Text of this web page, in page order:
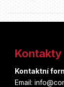
Kontakty
Kontaktní
Email: